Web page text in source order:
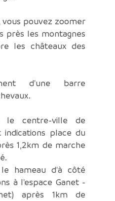
vous pouvez zoomer
près les montagnes
les châteaux des
d'une barre
le centre-ville de
indications place du
1,2km de marche
hameau d'à côté
à l'espace Ganet -
après 1km de